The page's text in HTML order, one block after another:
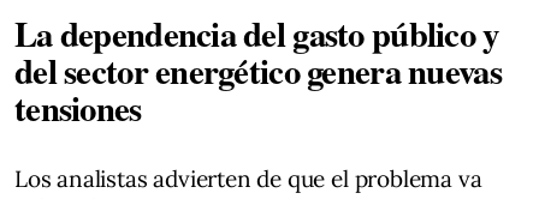
La dependencia del gasto público y
del sector energético genera nuevas
tensiones
Los analistas advierten de que el problema va